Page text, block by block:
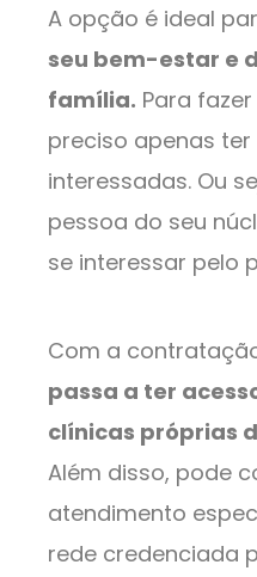
A opção é ideal
seu bem-estar e
família. Para
preciso apenas
interessadas. Ou
pessoa do seu
se interessar pelo
Com a
passa a ter
clínicas próprias
Além disso, pode
atendimento
rede credenciada